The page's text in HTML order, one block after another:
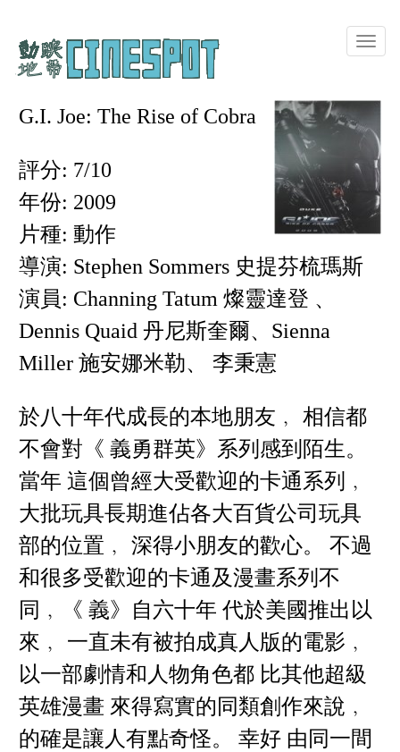
Toggle
G.I. Joe: The Rise of Cobra
評分: 7/10
年份: 2009
片種: 動作
導演: Stephen Sommers 史提芬梳瑪斯
演員: Channing Tatum 燦靈達登 、
Dennis Quaid 丹尼斯奎爾、Sienna
Miller 施安娜米勒、 李秉憲
於八十年代成長的本地朋友﹐ 相信都
不會對《 義勇群英》系列感到陌生。
當年 這個曾經大受歡迎的卡通系列﹐
大批玩具長期進佔各大百貨公司玩具
部的位置﹐ 深得小朋友的歡心。 不過
和很多受歡迎的卡通及漫畫系列不
同﹐《 義》自六十年 代於美國推出以
來﹐ 一直未有被拍成真人版的電影﹐
以一部劇情和人物角色都 比其他超級
英雄漫畫 來得寫實的同類創作來說﹐
的確是讓人有點奇怪。 幸好 由同一間